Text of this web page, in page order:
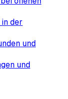
der
und
und